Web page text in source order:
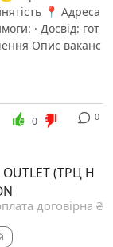
📍 Адреса
· Досвід: гот
Опис ваканс
0
0
(ТРЦ H
договірна ₴